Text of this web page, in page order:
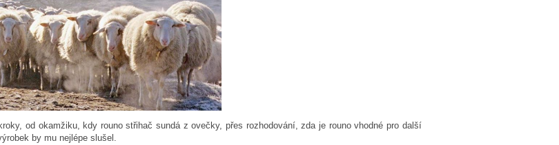
od okamžiku, kdy rouno střihač sundá z ovečky, přes rozhodování, zda je rouno vhodné pro další
by mu nejlépe slušel.